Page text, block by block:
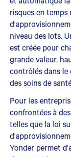
risques en temps
niveau des lots.
est créée pour
grande valeur,
contrôlés dans le
des soins de
Pour les
confrontées à
telles que la loi
Yonder permet